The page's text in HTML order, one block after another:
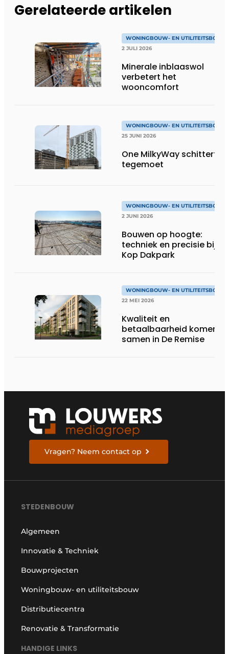
Gerelateerde artikelen
WONINGBOUW- EN UTILITEITSBOUW
2 JULI 2026
Minerale inblaaswol
verbetert het
wooncomfort
WONINGBOUW- EN UTILITEITSBOUW
25 JUNI 2026
One MilkyWay schittert je
tegemoet
WONINGBOUW- EN UTILITEITSBOUW
2 JUNI 2026
Bouwen op hoogte:
techniek en precisie bij
Kop Dakpark
WONINGBOUW- EN UTILITEITSBOUW
22 MEI 2026
Kwaliteit en
betaalbaarheid komen
samen in De Remise
Vragen? Neem contact op
STEDENBOUW
Algemeen
Innovatie & Techniek
Bouwprojecten
Woningbouw- en utiliteitsbouw
Distributiecentra
Renovatie & Transformatie
HANDIGE LINKS